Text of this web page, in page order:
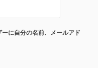
に自分の名前、メールアド